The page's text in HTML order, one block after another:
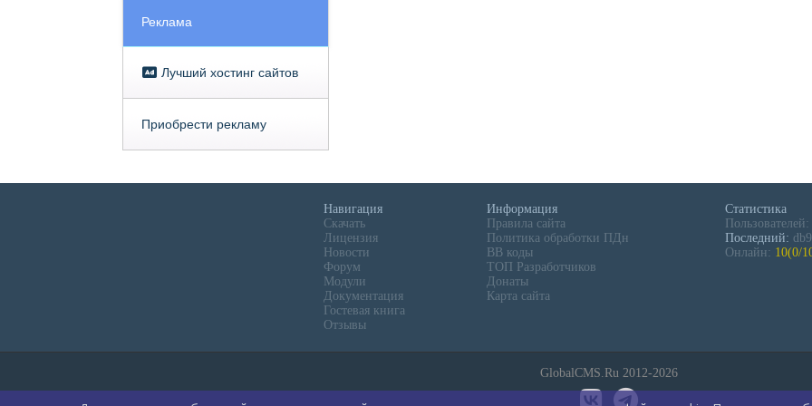
Реклама
Лучший хостинг сайтов
Приобрести рекламу
Навигация
Скачать
Лицензия
Новости
Форум
Модули
Документация
Гостевая книга
Отзывы
Информация
Правила сайта
Политика обработки ПДн
BB коды
ТОП Разработчиков
Донаты
Карта сайта
Статистика
Пользователей:
Последний:
Онлайн: 10(0/
GlobalCMS.Ru 2012-2026